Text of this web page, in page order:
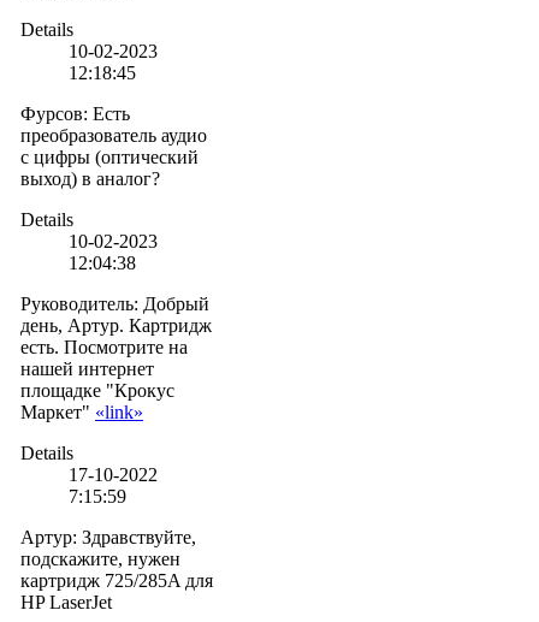
Details
10-02-2023
12:18:45
Фурсов: Есть
преобразователь аудио
с цифры (оптический
выход) в аналог?
Details
10-02-2023
12:04:38
Руководитель: Добрый
день, Артур. Картридж
есть. Посмотрите на
нашей интернет
площадке "Крокус
Маркет" «link»
Details
17-10-2022
7:15:59
Артур: Здравствуйте,
подскажите, нужен
картридж 725/285A для
HP LaserJet